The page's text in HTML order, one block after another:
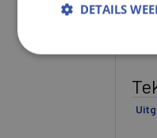
DETAILS